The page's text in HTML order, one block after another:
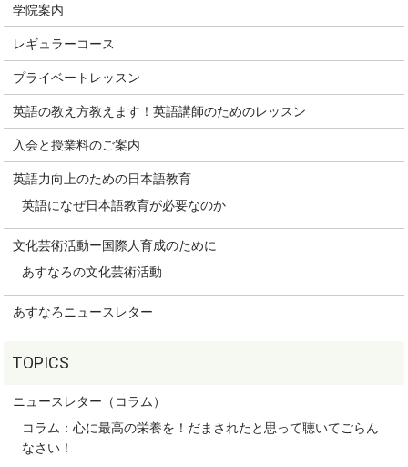
学院案内
レギュラーコース
プライベートレッスン
英語の教え方教えます！英語講師のためのレッスン
入会と授業料のご案内
英語力向上のための日本語教育
英語になぜ日本語教育が必要なのか
文化芸術活動ー国際人育成のために
あすなろの文化芸術活動
あすなろニュースレター
ニュースレター（コラム）
コラム：心に最高の栄養を！だまされたと思って聴いてごらん
なさい！